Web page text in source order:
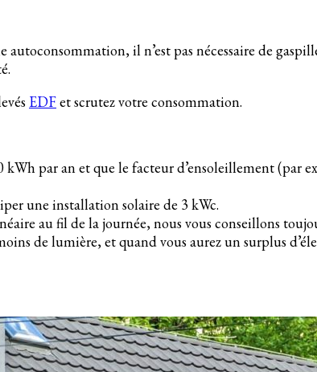
autoconsommation, il n’est pas nécessaire de
EDFet scrutez votre consommation.
kWh par an et que le facteur d’ensoleillement (par
une installation solaire de 3 kWc.
au fil de la journée, nous vous conseillons
de lumière, et quand vous aurez un surplus